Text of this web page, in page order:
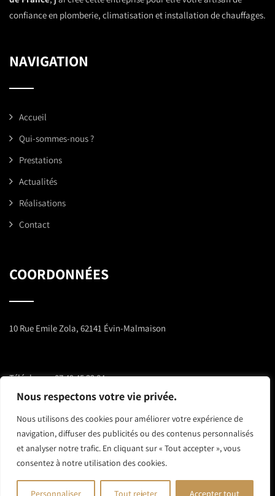
Nous respectons votre vie privée.
Nous utilisons des cookies pour améliorer votre expérience de
navigation, diffuser des publicités ou des contenus personnalisés
et analyser notre trafic. En cliquant sur « Tout accepter », vous
consentez à notre utilisation des cookies.
Personnaliser Tout rejeter Accepter tout
confiance en plomberie, climatisation et installation de chauffages.
NAVIGATION
Accueil
Qui-sommes-nous ?
Prestations
Actualités
Réalisations
Contact
COORDONNÉES
10 Rue Emile Zola, 62141 Évin-Malmaison
Téléphone :07 49 45 32 84
athermenergies@outlook.com
RéalisationNine-Web